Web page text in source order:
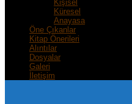
Kişisel
Küresel
Anayasa
Öne Çıkanlar
Kitap Önerileri
Alıntılar
Dosyalar
Galeri
İletişim